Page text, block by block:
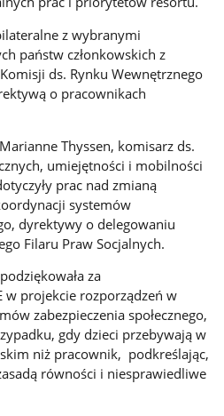
z wybranymi
państw członkowskich z
ds. Rynku Wewnętrznego
o pracownikach
Thyssen, komisarz ds.
umiejętności i mobilności
prac nad zmianą
systemów
dyrektywy o delegowaniu
Filaru Praw Socjalnych.
za
w projekcie rozporządzeń w
zabezpieczenia społecznego,
gdy dzieci przebywają w
niż pracownik, podkreślając,
równości i niesprawiedliwe